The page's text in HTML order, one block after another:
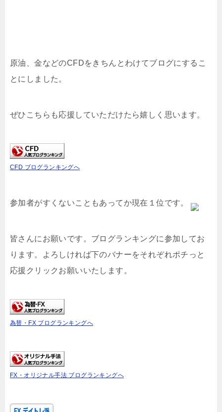
原油、金などのCFDをきちんとわけてブログにするこ
とにしました。
ぜひこちらも応援していただけたら嬉しく思います。
CFD ブログランキングへ
参加者がすくないこともあってか現在１位です。
皆さんにお願いです。ブログランキングに参加してお
ります。よろしければ下のバナーをそれぞれポチっと
応援クリックお願いいたします。
為替・FX ブログランキングへ
FX・オリジナル手法 ブログランキングへ